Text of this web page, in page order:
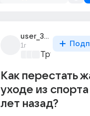
user_309061862
1г
Трушный
Как перестать
уходе из
лет назад?